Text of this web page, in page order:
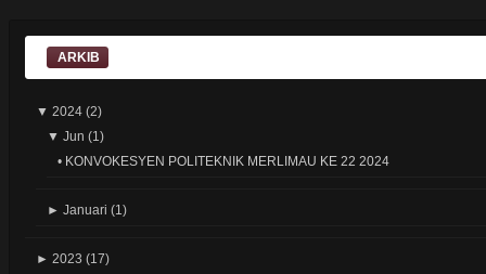
ARKIB
▼ 2024 (2)
▼ Jun (1)
• KONVOKESYEN POLITEKNIK MERLIMAU KE 22 2024
► Januari (1)
► 2023 (17)